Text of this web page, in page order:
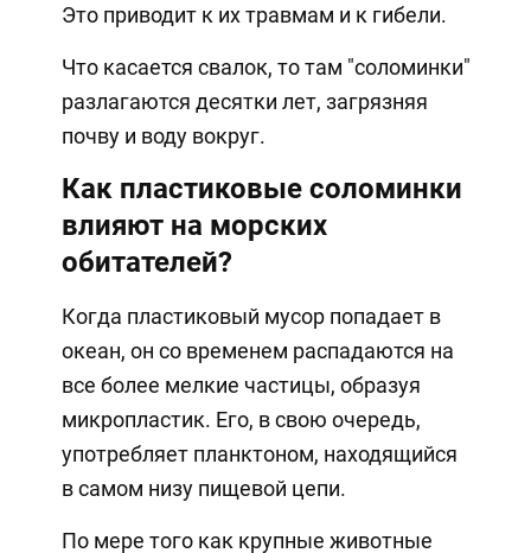
Это приводит к их травмам и к гибели.
Что касается свалок, то там "соломинки"
разлагаются десятки лет, загрязняя
почву и воду вокруг.
Как пластиковые соломинки
влияют на морских
обитателей?
Когда пластиковый мусор попадает в
океан, он со временем распадаются на
все более мелкие частицы, образуя
микропластик. Его, в свою очередь,
употребляет планктоном, находящийся
в самом низу пищевой цепи.
По мере того как крупные животные